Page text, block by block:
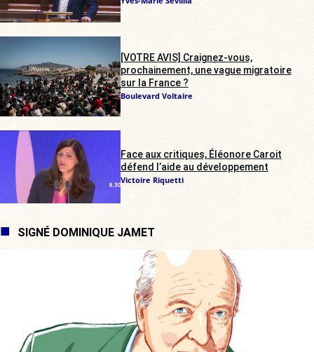
[VOTRE AVIS] Craignez-vous,
prochainement, une vague migratoire
sur la France ?
Boulevard Voltaire
Face aux critiques, Éléonore Caroit
défend l’aide au développement
Victoire Riquetti
SIGNÉ DOMINIQUE JAMET